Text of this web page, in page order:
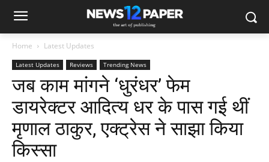
Home Latest Updates
Latest Updates Reviews Trending News
जब काम मांगने ‘धुरंधर’ फेम
डायरेक्टर आदित्य धर के पास गई थीं
मृणाल ठाकुर, एक्ट्रेस ने साझा किया
किस्सा